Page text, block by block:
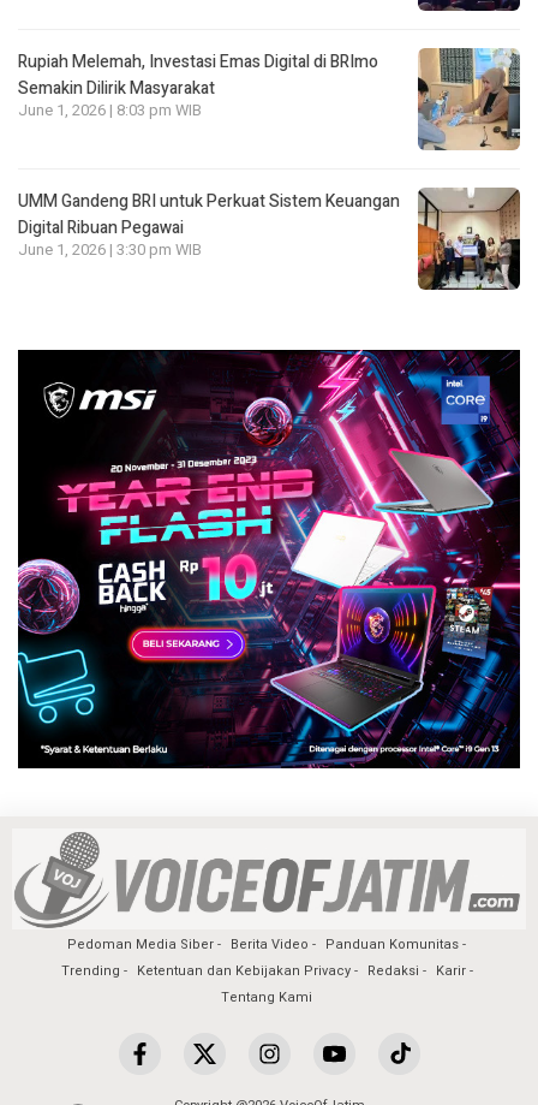
Rupiah Melemah, Investasi Emas Digital di BRImo
Semakin Dilirik Masyarakat
June 1, 2026 | 8:03 pm WIB
UMM Gandeng BRI untuk Perkuat Sistem Keuangan
Digital Ribuan Pegawai
June 1, 2026 | 3:30 pm WIB
Pedoman Media Siber Berita Video
Panduan Komunitas
Trending
Ketentuan dan Kebijakan Privacy Redaksi
Karir
Tentang Kami